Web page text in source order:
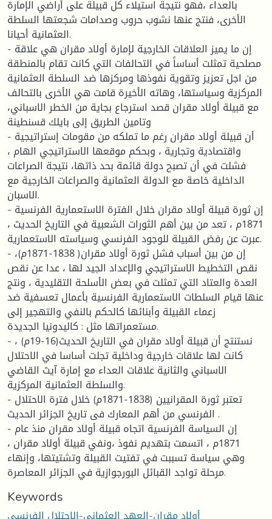
بالعداء ،فهو نتيجة استيلاء كل قبيلة على أراضي الإمارة
الأخرى، فنتج عنها نشوب حروب وصدامات شجعتها السلطة
العثمانية أحيانا.
- إن ما يميز العلاقات الخارجية لإمارة أولاد مقران هي علاقة
مصلحية تمثلت أساساً في التحالفات التي كانت تقام بالمنطقة
من اجل تعزيز وتقوية نفوذها ومركزها ضد السلطة العثمانية
المركزية وسياستها، وهاته الأخيرة قامت هي الأخرى بالتحالف
مع قبيلة أولاد مقران قصد استرجاع بجاية من الخطر الاسباني،
وتامين الطريق إلى بايلك قسنطينة
- أن قبيلة أولاد مقران رغم ما تملكه من مقومات إستراتيجية
واقتصادية وتجارية ، وبحكم موقعها الاستراتيجي الهام ،
فشلت في أن تصبح دولة قائمة بحد ذاتها، نتيجة الصراعات
الداخلية خاصة مع الدولة العثمانية والصراعات الخارجية مع
الاسبان.
- إن ثورة قبيلة أولاد مقران خلال الفترة الاستعمارية الفرنسية
1871م ، تعد من بين أهم الثورات الشعبية في التاريخ الحديث ،
عبرت عن رفض القبيلة للوجود الفرنسي وسياسته الاستعمارية.
- إن من بين أسباب فشل ثورة أولاد مقران( 1838-1871م)،
نقص التخطيط الاستراتيجي والإعداد الجيد لها ، عدا عن نقص
العدة والعتاد التي تمثلت في بعض الأسلحة التقليدية ، ونتج
عنها قيام السلطات الاستعمارية الفرنسية بأعمال تعسفية ضد
زعماء القبيلة وأبنائها كالحكم بالنفي والتهجير إلى
مستعمراتها مثل : كاليدونيا الجديدة.
- نستنتج أن قبيلة أولاد مقران في التاريخ الحديث(16-19م) ،
كانت لها علاقات خارجية وداخلية تجلت أساسا في الاحتلال
الاسباني والثانية علاقات العداء مع إمارة آيث القاضي
والسلطة العثمانية المركزية.
- تعتبر ثورة المقرانيين (1838-1871م) خلال فترة الاحتلال
الفرنسي من أهم المعارك فى تاريخ الجزائر الحديث .
- إن السياسة الفرنسية اتجاه قبيلة أولاد مقران منذ عام
1871م ، اتسمت بتهديم نفوذ ،ونفي قبيلة أولاد مقران ،
وهي سياسة تسببت في تفتيت القبيلة وتشتيتها، وإنهاء
مرحلة تواجد القبائل البورجوازية في الجزائر المعاصرة.
Keywords